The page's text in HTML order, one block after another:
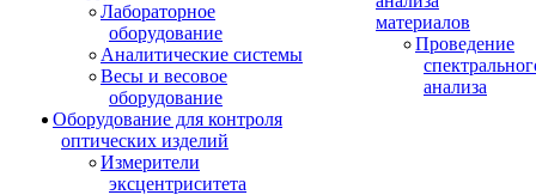
Лабораторное
оборудование
Аналитические системы
Весы и весовое
оборудование
Оборудование для контроля
оптических изделий
Измерители
эксцентриситета
материалов
Проведение
анализа